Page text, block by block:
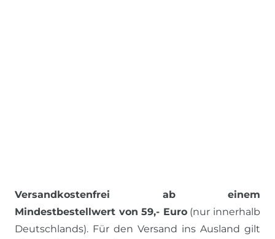
Versandkostenfrei ab einem
Mindestbestellwert von 59,- Euro(nur innerhalb
Deutschlands). Für den Versand ins Ausland gilt